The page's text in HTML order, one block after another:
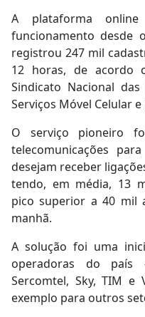
A plataforma
funcionamento desde
registrou 247 mil
12 horas, de acordo
Sindicato Nacional
Serviços Móvel Celular
O serviço pioneiro
telecomunicações
desejam receber
tendo, em média, 13
pico superior a 40 mil
manhã.
A solução foi uma
operadoras do país
Sercomtel, Sky, TIM
exemplo para outros